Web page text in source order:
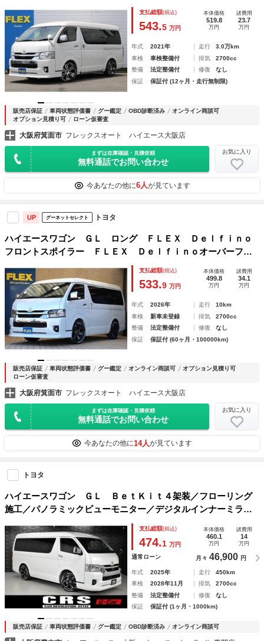
ロントスポイラー オーバーフェンダー 煌 ＬＥＤテールラ
ンプ Ｄｅｌｆ０２ ホイ－ル グッドイヤーナスカータイヤ
支払総額(税込)
543.5 万円
本体価格
519.8
万円
諸費用
23.7
万円
年式 2021年 走行
3.0万km
車検
車検整備付 排気
2700cc
整備
法定整備付 修復
なし
保証
保証付 (12ヶ月・走行無制限)
販売店保証 車両状態評価書 グー鑑定 OBD診断済み
オンライン商談可
オプション見積り可
ローン仮審査
大阪府箕面市 フレックスオート ハイエース大阪店
まずは在庫確認・見積依頼
無料通話でお問い合わせ
お気に入り
今あなたの他に6人が見ています
UP グーネットセレクト トヨタ
ハイエースワゴン ＧＬ ロング ＦＬＥＸ Ｄｅｌｆｉｎｏ
フロントスポイラー ＦＬＥＸ Ｄｅｌｆｉｎｏオーバーフェ
ンダー ＦＬＥＸ バルベログランデ１７インチＡＷ ナスカ
ー１７インチタイヤ ＦＬＥＸ ラムダ ＬＥＤテールランプ
支払総額(税込)
533.9 万円
本体価格
499.8
万円
諸費用
34.1
万円
年式 2026年 走行
10km
車検
新車未登録 排気
2700cc
整備
法定整備付 修復
なし
保証
保証付 (60ヶ月・100000km)
販売店保証 車両状態評価書 グー鑑定 オンライン商談可
オプション見積り可
ローン仮審査
大阪府箕面市 フレックスオート ハイエース大阪店
まずは在庫確認・見積依頼
無料通話でお問い合わせ
お気に入り
今あなたの他に14人が見ています
トヨタ
ハイエースワゴン ＧＬ ＢｅｔＫｉｔ４架装／フローリング
施工／パノラミックビューモニター／デジタルインナーミラー
／片側パワースライドドア／ＥＳＳＥＸアルミホイール／ＥＳ
ＳＥＸフロントエアロ
支払総額(税込)
474.1 万円
本体価格
460.1
万円
諸費用
14
万円
通常ローン 月々 46,900 円
年式 2025年 走行
450km
車検
2028年11月 排気
2700cc
整備
法定整備付 修復
なし
保証
保証付 (1ヶ月・1000km)
販売店保証 車両状態評価書 グー鑑定 OBD診断済み オンライン商談可